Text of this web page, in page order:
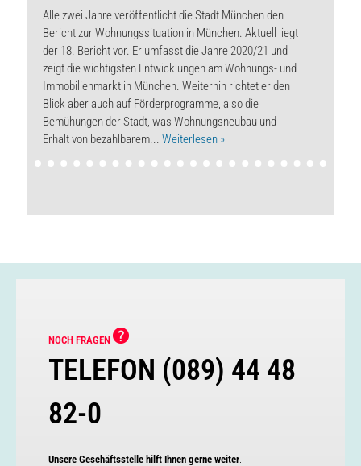
Alle zwei Jahre veröffentlicht die Stadt München den
Bericht zur Wohnungssituation in München. Aktuell liegt
der 18. Bericht vor. Er umfasst die Jahre 2020/21 und
zeigt die wichtigsten Entwicklungen am Wohnungs- und
Immobilienmarkt in München. Weiterhin richtet er den
Blick aber auch auf Förderprogramme, also die
Bemühungen der Stadt, was Wohnungsneubau und
Erhalt von bezahlbarem...Weiterlesen »
NOCH FRAGEN
TELEFON (089) 44 48
82-0
Unsere Geschäftsstelle hilft Ihnen gerne weiter